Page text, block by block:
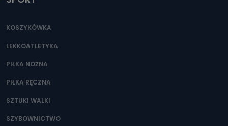
KOSZYKÓWKA
LEKKOATLETYKA
PIŁKA NOŻNA
PIŁKA RĘCZNA
SZTUKI WALKI
SZYBOWNICTWO